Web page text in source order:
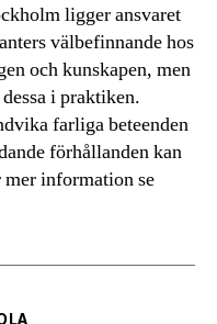
ligger ansvaret
välbefinnande hos
och kunskapen, men
i praktiken.
farliga beteenden
förhållanden kan
information se